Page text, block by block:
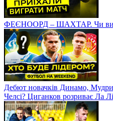
ФЕЄНООРД – ШАХТАР. Чи
Дебют новачків Динамо,
Челсі? Циганков розриває Ла